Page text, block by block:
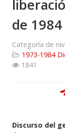
de 1984
Categoría de
1973-1984
1841
Discurso del